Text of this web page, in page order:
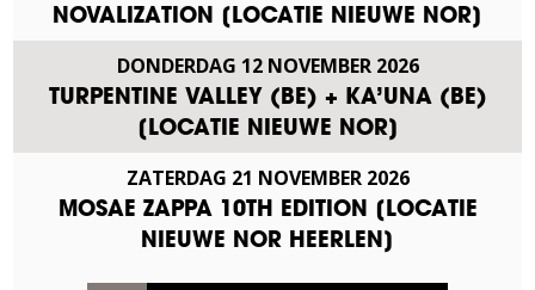
NOVALIZATION [LOCATIE NIEUWE NOR]
DONDERDAG 12 NOVEMBER 2026
TURPENTINE VALLEY (BE) + KA’UNA (BE)
[LOCATIE NIEUWE NOR]
ZATERDAG 21 NOVEMBER 2026
MOSAE ZAPPA 10TH EDITION [LOCATIE
NIEUWE NOR HEERLEN]